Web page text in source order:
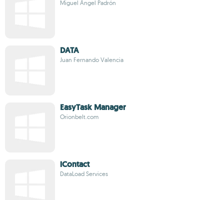
Miguel Ángel Padrón
DATA
Juan Fernando Valencia
EasyTask Manager
Orionbelt.com
iContact
DataLoad Services